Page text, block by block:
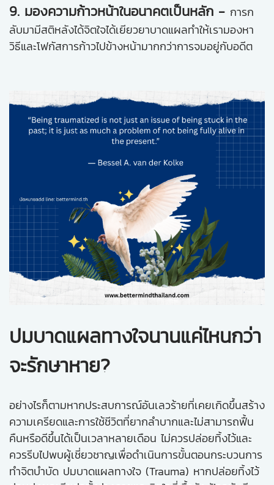
9. มองความก้าวหน้าในอนาคตเป็นหลัก - การก
ลับมามีสติหลังได้จิตใจได้เยียวยาบาดแผลทำให้เรามองหา
วิธีและโฟกัสการก้าวไปข้างหน้ามากกว่าการจมอยู่กับอดีต
ปมบาดแผลทางใจนานแค่ไหนกว่า
จะรักษาหาย?
อย่างไรก็ตามหากประสบการณ์อันเลวร้ายที่เคยเกิดขึ้นสร้าง
ความเครียดและการใช้ชีวิตที่ยากลำบากและไม่สามารถฟื้น
คืนหรือดีขึ้นได้เป็นเวลาหลายเดือน ไม่ควรปล่อยทิ้งไว้และ
ควรรีบไปพบผู้เชี่ยวชาญเพื่อดำเนินการขั้นตอนกระบวนการ
ทำจิตบำบัด ปมบาดแผลทางใจ (Trauma) หากปล่อยทิ้งไว้